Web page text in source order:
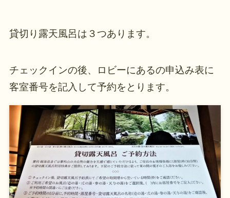
貸切り露天風呂は３つあります。
チェックインの後、ロビーにあるの申込み表に
客室番号を記入して予約をとります。